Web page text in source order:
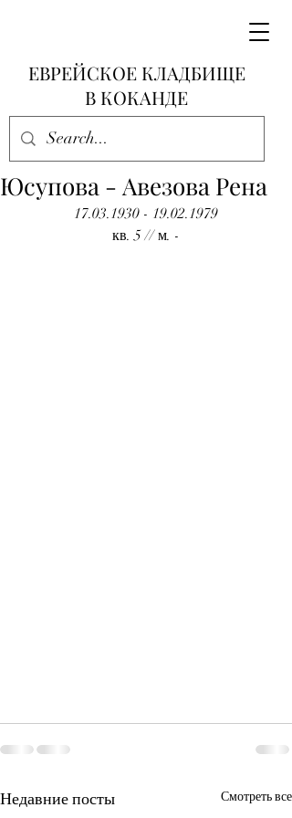
ЕВРЕЙСКОЕ КЛАДБИЩЕ
В КОКАНДЕ
Юсупова - Авезова Рена
17.03.1930 - 19.02.1979
кв. 5 // м. -
Недавние посты Смотреть все